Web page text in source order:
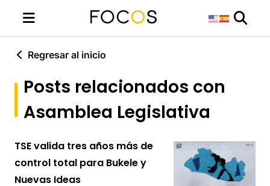
Regresar al inicio
Posts relacionados con
Asamblea Legislativa
TSE valida tres años más de
control total para Bukele y
Nuevas Ideas